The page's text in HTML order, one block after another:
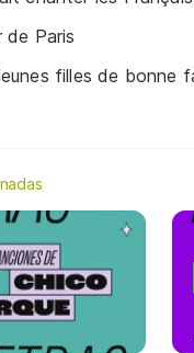
de Paris
filles de bonne